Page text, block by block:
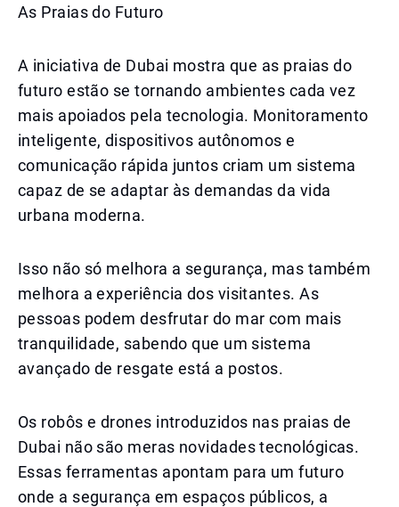
As Praias do Futuro
A iniciativa de Dubai mostra que as praias do
futuro estão se tornando ambientes cada vez
mais apoiados pela tecnologia. Monitoramento
inteligente, dispositivos autônomos e
comunicação rápida juntos criam um sistema
capaz de se adaptar às demandas da vida
urbana moderna.
Isso não só melhora a segurança, mas também
melhora a experiência dos visitantes. As
pessoas podem desfrutar do mar com mais
tranquilidade, sabendo que um sistema
avançado de resgate está a postos.
Os robôs e drones introduzidos nas praias de
Dubai não são meras novidades tecnológicas.
Essas ferramentas apontam para um futuro
onde a segurança em espaços públicos, a